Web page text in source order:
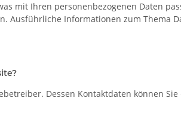
mit Ihren personenbezogenen Daten
Ausführliche Informationen zum Thema
Dessen Kontaktdaten können